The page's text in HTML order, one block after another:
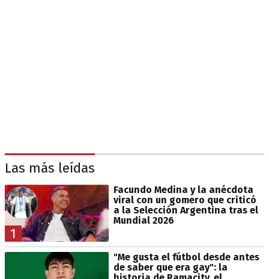
Las más leídas
1
Facundo Medina y la anécdota
viral con un gomero que criticó
a la Selección Argentina tras el
Mundial 2026
"Me gusta el fútbol desde antes
de saber que era gay": la